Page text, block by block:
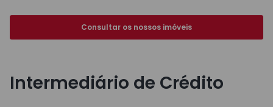
Consultar os nossos imóveis
Intermediário de Crédito